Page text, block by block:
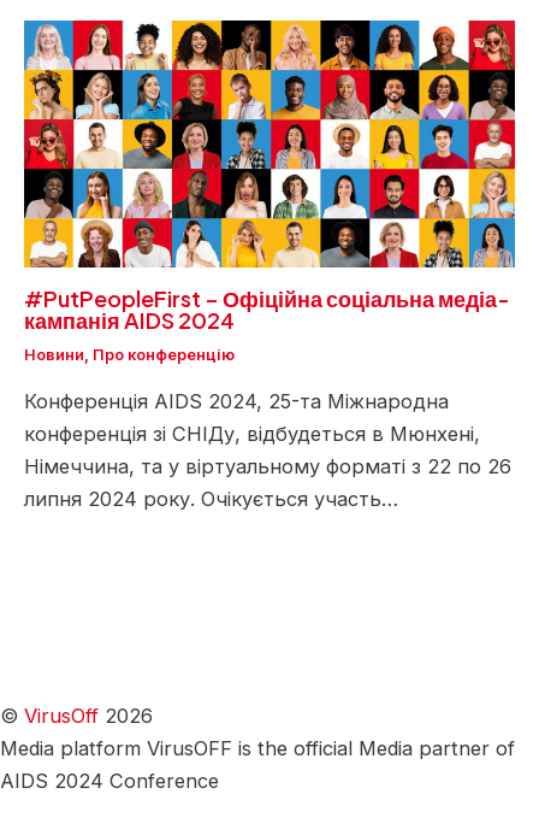
#PutPeopleFirst – Офіційна соціальна медіа-
кампанія AIDS 2024
Новини Про конференцію
Конференція AIDS 2024, 25-та Міжнародна
конференція зі СНІДу, відбудеться в Мюнхені,
Німеччина, та у віртуальному форматі з 22 по 26
липня 2024 року. Очікується участь…
© VirusOff 2026
Media platform VirusOFF is the official Media partner of
AIDS 2024 Conference